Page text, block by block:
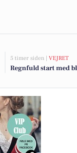
5 timer siden | VEJRET
Regnfuld start med